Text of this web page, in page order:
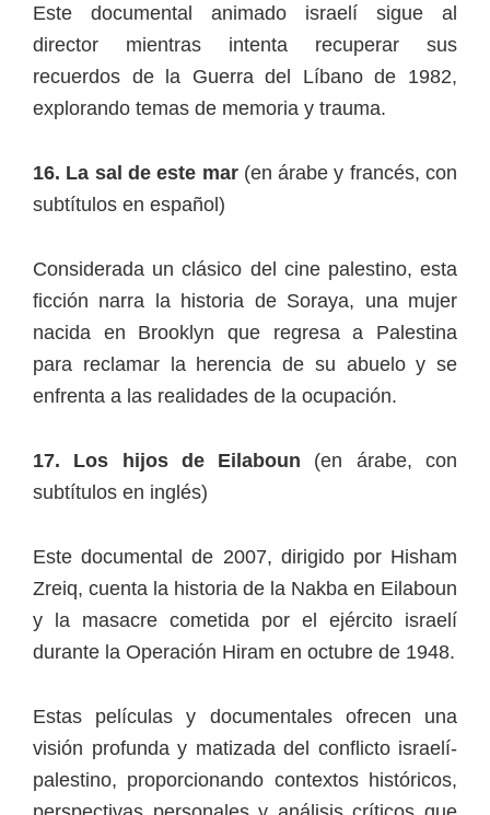
Este documental animado israelí sigue al
director mientras intenta recuperar sus
recuerdos de la Guerra del Líbano de 1982,
explorando temas de memoria y trauma.
16. La sal de este mar(en árabe y francés, con
subtítulos en español)
Considerada un clásico del cine palestino, esta
ficción narra la historia de Soraya, una mujer
nacida en Brooklyn que regresa a Palestina
para reclamar la herencia de su abuelo y se
enfrenta a las realidades de la ocupación.
17. Los hijos de Eilaboun (en árabe, con
subtítulos en inglés)
Este documental de 2007, dirigido por Hisham
Zreiq, cuenta la historia de la Nakba en Eilaboun
y la masacre cometida por el ejército israelí
durante la Operación Hiram en octubre de 1948.
Estas películas y documentales ofrecen una
visión profunda y matizada del conflicto israelí-
palestino, proporcionando contextos históricos,